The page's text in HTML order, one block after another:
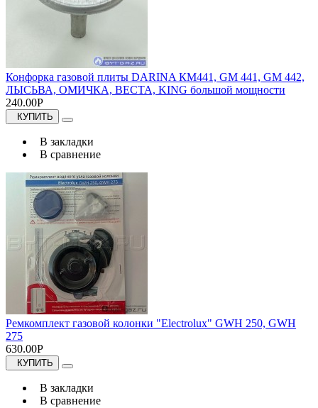
Конфорка газовой плиты DARINA КМ441, GM 441, GM 442,
ЛЫСЬВА, ОМИЧКА, ВЕСТА, KING большой мощности
240.00Р
КУПИТЬ
В закладки
В сравнение
Ремкомплект газовой колонки "Electrolux" GWH 250, GWH
275
630.00Р
КУПИТЬ
В закладки
В сравнение